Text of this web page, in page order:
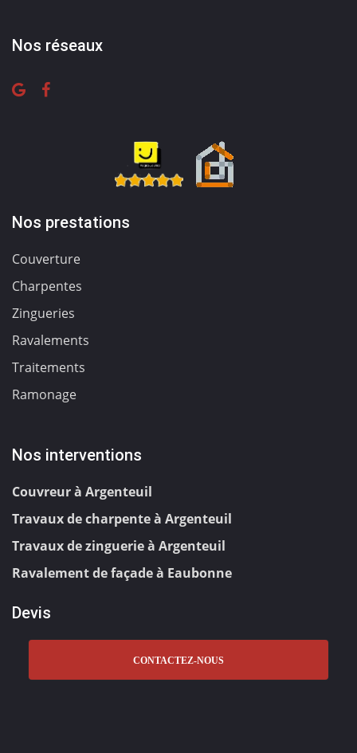
Nos réseaux
Nos prestations
Couverture
Charpentes
Zingueries
Ravalements
Traitements
Ramonage
Nos interventions
Couvreur à Argenteuil
Travaux de charpente à Argenteuil
Travaux de zinguerie à Argenteuil
Ravalement de façade à Eaubonne
Devis
CONTACTEZ-NOUS